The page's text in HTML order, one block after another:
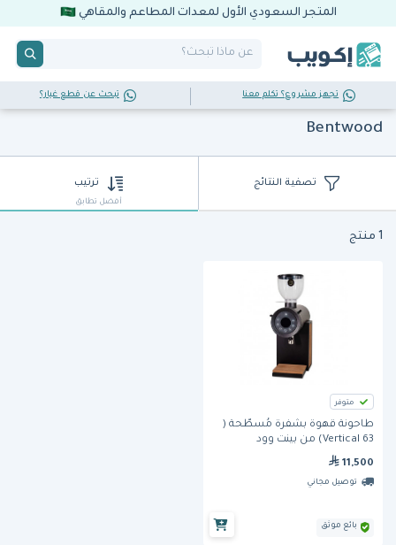
المتجر السعودي الأول لمعدات المطاعم والمقاهي
تجهز مشروع؟ تكلم معنا تبحث عن قطع غيار؟
Bentwood
تصفية النتائج ترتيب
أفضل تطابق
1 منتج
متوفر
طاحونة قهوة بشفرة مُسطّحة (
Vertical 63) من بينت وود
11,500
توصيل مجاني
بائع موثق